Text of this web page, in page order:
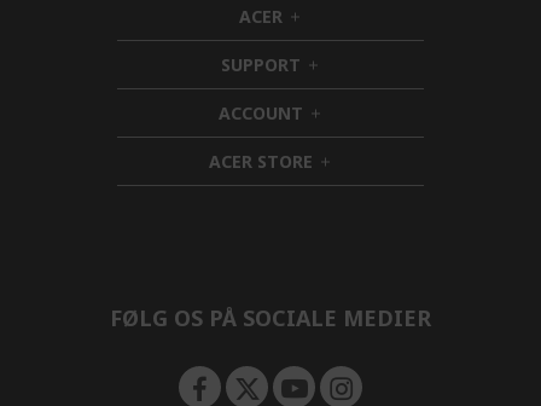
ACER h
i
d
d
e
n
SUPPORT h
i
d
e
n
ACCOUNT h
i
d
d
ACER STORE h
i
FØLG OS PÅ SOCIALE MEDIER